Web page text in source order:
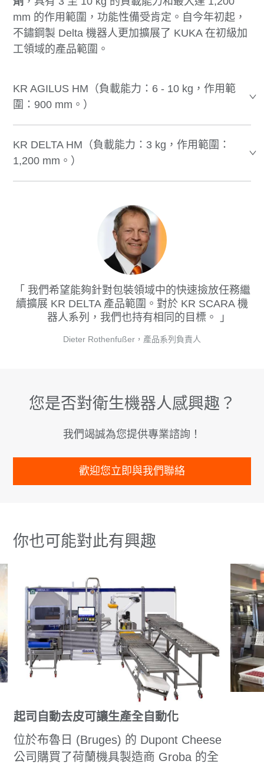
mm 的作用範圍，功能性備受肯定。自今年初起，
不鏽鋼製 Delta 機器人更加擴展了 KUKA 在初級加
工領域的產品範圍。
KR AGILUS HM（負載能力：6 - 10 kg，作用範
圍：900 mm。）
KR DELTA HM（負載能力：3 kg，作用範圍：
1,200 mm。）
我們希望能夠針對包裝領域中的快速撿放任務繼
續擴展 KR DELTA 產品範圍。對於 KR SCARA 機
器人系列，我們也持有相同的目標。
Dieter Rothenfußer，產品系列負責人
您是否對衛生機器人感興趣？
我們竭誠為您提供專業諮詢！
歡迎您立即與我們聯絡
你也可能對此有興趣
起司自動去皮可讓生產全自動化
位於布魯日 (Bruges) 的 Dupont Cheese
公司購買了荷蘭機具製造商 Groba 的全